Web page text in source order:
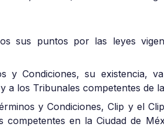
sus puntos por las leyes
y Condiciones, su existencia,
a los Tribunales competentes de
y Condiciones, Clip y el
en la Ciudad de